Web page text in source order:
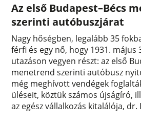
Az első Budapest–Bécs
szerinti autóbuszjárat
Nagy hőségben, legalább 35
férfi és egy nő, hogy 1931.
utazáson vegyen részt: az első
menetrend szerinti autóbusz
még meghívott vendégek
üléseit, köztük számos újságíró,
az egész vállalkozás kitalálója,